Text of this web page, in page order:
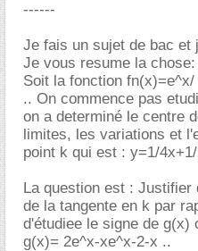
------
Je fais un sujet de bac et
Je vous resume la chose:
Soit la fonction
.. On commence pas
on a determiné le centre
limites, les variations et
point k qui est : y=1/
La question est : Justifier
de la tangente en k par
d'étudiee le signe de g(x)
g(x)= 2e^x-xe^x-2-x ..